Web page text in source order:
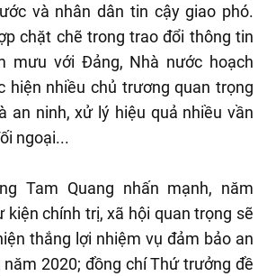
và nhân dân tin cậy giao phó.
chặt chẽ trong trao đổi thông tin
mưu với Đảng, Nhà nước hoạch
hiện nhiều chủ trương quan trọng
an ninh, xử lý hiệu quả nhiều vần
ngoại...
Tam Quang nhấn mạnh, năm
kiện chính trị, xã hội quan trọng sẽ
thắng lợi nhiệm vụ đảm bảo an
năm 2020; đồng chí Thứ trưởng đề